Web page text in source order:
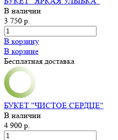
В наличии
3 750 р.
В корзину
В корзине
Бесплатная доставка
БУКЕТ "ЧИСТОЕ СЕРДЦЕ"
В наличии
4 900 р.